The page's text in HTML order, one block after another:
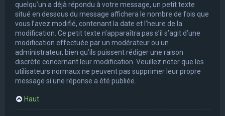
quelqu’un a déjà répondu à votre message, un petit texte
situé en dessous du message affichera le nombre de fois que
vous l’avez modifié, contenant la date et l’heure de la
modification. Ce petit texte n’apparaîtra pas s’il s’agit d’une
modification effectuée par un modérateur ou un
administrateur, bien qu’ils puissent rédiger une raison
discrète concernant leur modification. Veuillez noter que les
utilisateurs normaux ne peuvent pas supprimer leur propre
message si une réponse a été publiée.
Haut